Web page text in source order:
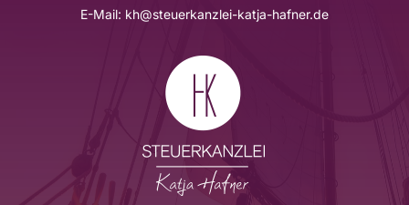
E-Mail: kh@steuerkanzlei-katja-hafner.de